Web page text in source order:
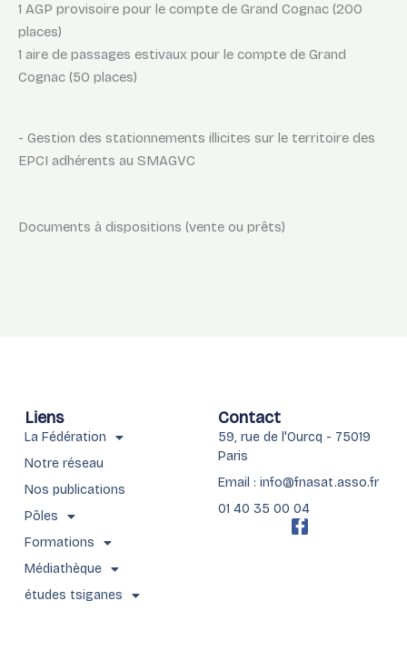
1 AGP provisoire pour le compte de Grand Cognac (200
places)
1 aire de passages estivaux pour le compte de Grand
Cognac (50 places)
- Gestion des stationnements illicites sur le territoire des
EPCI adhérents au SMAGVC
Documents à dispositions (vente ou prêts)
Liens
La Fédération
Notre réseau
Nos publications
Pôles
Formations
Médiathèque
études tsiganes
Contact
59, rue de l'Ourcq - 75019
Paris
Email : info@fnasat.asso.fr
01 40 35 00 04
F